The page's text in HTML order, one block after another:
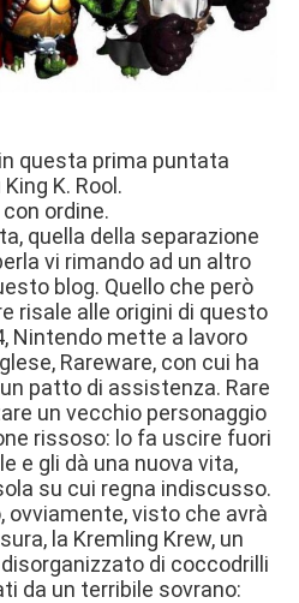
questa prima puntata
K. Rool.
ordine.
quella della separazione
vi rimando ad un altro
blog. Quello che però
risale alle origini di questo
Nintendo mette a lavoro
Rareware, con cui ha
patto di assistenza. Rare
un vecchio personaggio
rissoso: lo fa uscire fuori
e gli dà una nuova vita,
su cui regna indiscusso.
ovviamente, visto che avrà
la Kremling Krew, un
di coccodrilli
da un terribile sovrano: